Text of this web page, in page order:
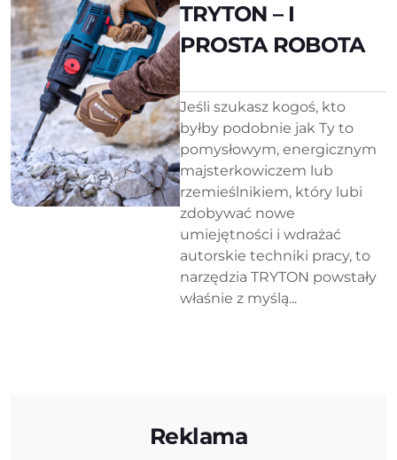
TRYTON – I
PROSTA ROBOTA
Jeśli szukasz kogoś, kto
byłby podobnie jak Ty to
pomysłowym, energicznym
majsterkowiczem lub
rzemieślnikiem, który lubi
zdobywać nowe
umiejętności i wdrażać
autorskie techniki pracy, to
narzędzia TRYTON powstały
właśnie z myślą...
Reklama